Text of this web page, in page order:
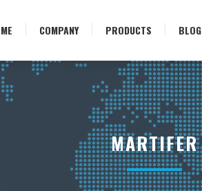
COMPANY PRODUCTS BLOG
MARTIFER